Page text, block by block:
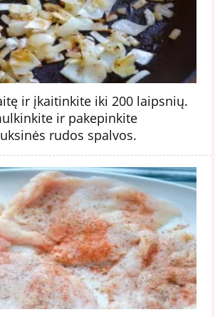
ir įkaitinkite iki 200 laipsnių.
ir pakepinkite
rudos spalvos.